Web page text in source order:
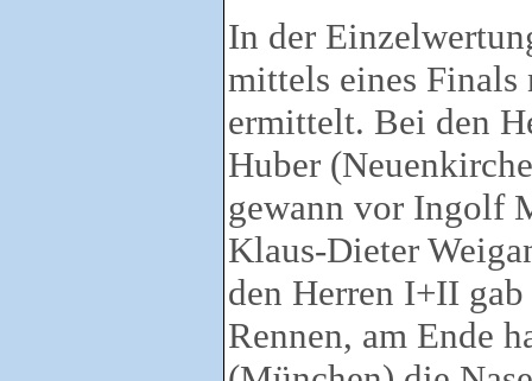
In der
mittels eines
ermittelt. Bei den
Huber
gewann vor Ingolf
Klaus-Dieter
den Herren I+II
Rennen, am Ende